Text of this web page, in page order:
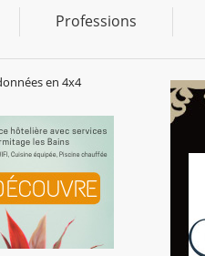
Professions
en 4x4